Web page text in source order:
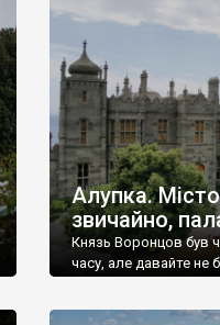
Алупка.
звичайно,
Князь Воронцов був
часу, але давайте